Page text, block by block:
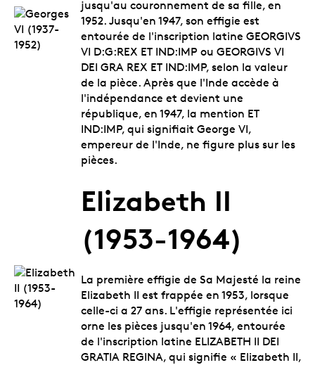
jusqu'au couronnement de sa fille, en
1952. Jusqu'en 1947, son effigie est
entourée de l'inscription latine GEORGIVS
VI D:G:REX ET IND:IMP ou GEORGIVS VI
DEI GRA REX ET IND:IMP, selon la valeur
de la pièce. Après que l'Inde accède à
l'indépendance et devient une
république, en 1947, la mention ET
IND:IMP, qui signifiait George VI,
empereur de l'Inde, ne figure plus sur les
pièces.
Elizabeth II
(1953-1964)
La première effigie de Sa Majesté la reine
Elizabeth II est frappée en 1953, lorsque
celle-ci a 27 ans. L'effigie représentée ici
orne les pièces jusqu'en 1964, entourée
de l'inscription latine ELIZABETH II DEI
GRATIA REGINA, qui signifie « Elizabeth II,